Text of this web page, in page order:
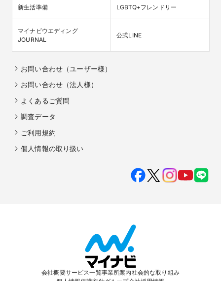
新生活準備 LGBTQ+フレンドリー
マイナビウエディング
JOURNAL
公式LINE
お問い合わせ（ユーザー様）
お問い合わせ（法人様）
よくあるご質問
調査データ
ご利用規約
個人情報の取り扱い
会社概要サービス一覧事業所案内社会的な取り組み